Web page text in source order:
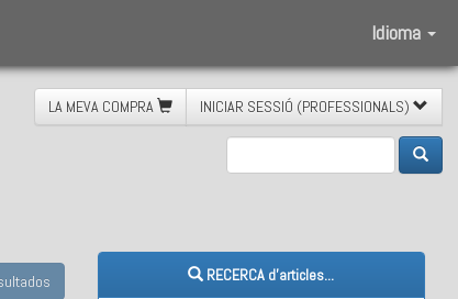
Idioma
LA MEVA COMPRA INICIAR SESSIÓ (PROFESSIONALS)
RECERCA d'articles...